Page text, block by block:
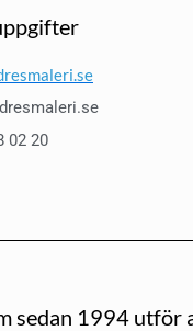
02 20
1994 utför